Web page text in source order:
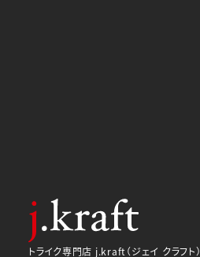
トライク専門店 j.kraft（ジェイ クラフト）